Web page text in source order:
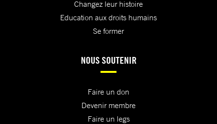
Changez leur histoire
Education aux droits humains
Se former
NOUS SOUTENIR
Faire un don
Devenir membre
Faire un legs